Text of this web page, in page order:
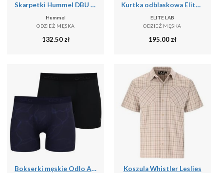
Skarpetki Hummel DBU BLS (x2)
Hummel
ODZIEŻ MĘSKA
132.50zł
Kurtka odblaskowa Elite Lab Elite X1
ELITE LAB
ODZIEŻ MĘSKA
195.00zł
Bokserki męskie Odlo ACTIVE F-DRY GRAPHIC 2 PACK Koszula Whistler Leslies